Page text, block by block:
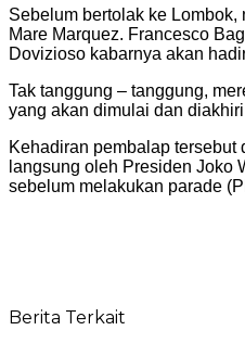
Sebelum bertolak ke
Mare Marquez. Francesco
Dovizioso kabarnya akan
Tak tanggung – tanggung,
yang akan dimulai dan
Kehadiran pembalap
langsung oleh Presiden Joko
sebelum melakukan parade
Berita Terkait